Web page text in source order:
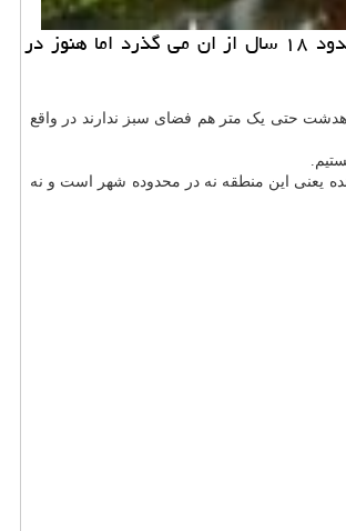
به گزارش ال مور كهگیلویه و بویراحمد رئیس شورای اسلامی شهر دهدشت، مركز شهرستان كهگیلویه اظهار داشت: طرح تفضیلی شهر دهدشت حدود ۱۸ سال از ان می گذرد اما هنوز در
دهدشت حتی یک متر هم فضای سبز ندارند در واقع
یعنی این منطقه نه در محدوده شهر است و نه